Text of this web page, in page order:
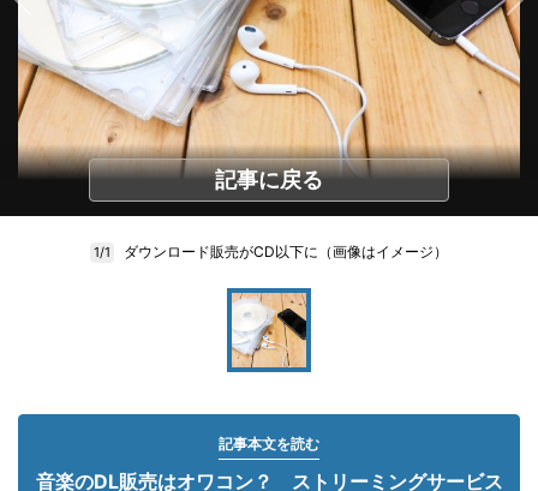
記事に戻る
1/1 ダウンロード販売がCD以下に（画像はイメージ）
記事本文を読む
音楽のDL販売はオワコン？ ストリーミングサービス